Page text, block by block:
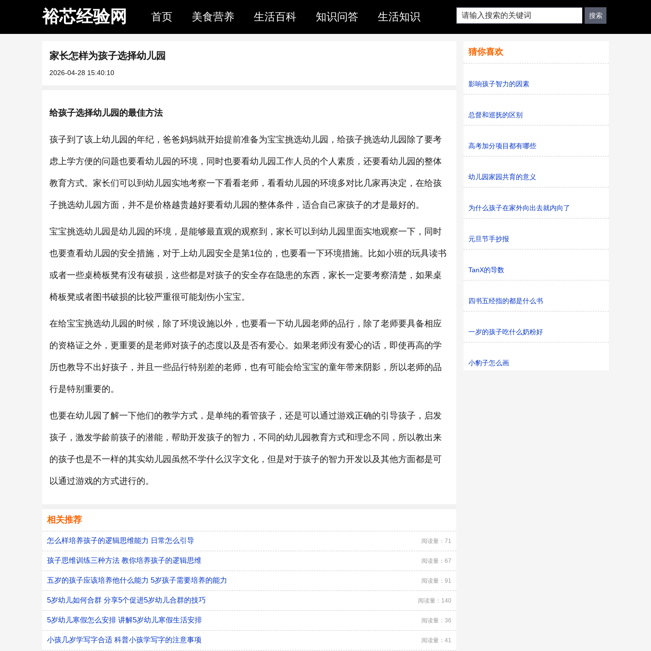
裕芯经验网 首页 美食营养 生活百科 知识问答 生活知识
家长怎样为孩子选择幼儿园
2026-04-28 15:40:10
给孩子选择幼儿园的最佳方法
孩子到了该上幼儿园的年纪，爸爸妈妈就开始提前准备为宝宝挑选幼儿园，给孩子挑选幼儿园除了要考
虑上学方便的问题也要看幼儿园的环境，同时也要看幼儿园工作人员的个人素质，还要看幼儿园的整体
教育方式。家长们可以到幼儿园实地考察一下看看老师，看看幼儿园的环境多对比几家再决定，在给孩
子挑选幼儿园方面，并不是价格越贵越好要看幼儿园的整体条件，适合自己家孩子的才是最好的。
宝宝挑选幼儿园是幼儿园的环境，是能够最直观的观察到，家长可以到幼儿园里面实地观察一下，同时
也要查看幼儿园的安全措施，对于上幼儿园安全是第1位的，也要看一下环境措施。比如小班的玩具读书
或者一些桌椅板凳有没有破损，这些都是对孩子的安全存在隐患的东西，家长一定要考察清楚，如果桌
椅板凳或者图书破损的比较严重很可能划伤小宝宝。
在给宝宝挑选幼儿园的时候，除了环境设施以外，也要看一下幼儿园老师的品行，除了老师要具备相应
的资格证之外，更重要的是老师对孩子的态度以及是否有爱心。如果老师没有爱心的话，即使再高的学
历也教导不出好孩子，并且一些品行特别差的老师，也有可能会给宝宝的童年带来阴影，所以老师的品
行是特别重要的。
也要在幼儿园了解一下他们的教学方式，是单纯的看管孩子，还是可以通过游戏正确的引导孩子，启发
孩子，激发学龄前孩子的潜能，帮助开发孩子的智力，不同的幼儿园教育方式和理念不同，所以教出来
的孩子也是不一样的其实幼儿园虽然不学什么汉字文化，但是对于孩子的智力开发以及其他方面都是可
以通过游戏的方式进行的。
相关推荐
怎么样培养孩子的逻辑思维能力 日常怎么引导 阅读量：71
孩子思维训练三种方法 教你培养孩子的逻辑思维 阅读量：67
五岁的孩子应该培养他什么能力 5岁孩子需要培养的能力 阅读量：91
5岁幼儿如何合群 分享5个促进5岁幼儿合群的技巧 阅读量：140
5岁幼儿寒假怎么安排 讲解5岁幼儿寒假生活安排 阅读量：36
小孩几岁学写字合适 科普小孩学写字的注意事项 阅读量：41
猜你喜欢
影响孩子智力的因素
总督和巡抚的区别
高考加分项目都有哪些
幼儿园家园共育的意义
为什么孩子在家外向出去就内向了
元旦节手抄报
TanX的导数
四书五经指的都是什么书
一岁的孩子吃什么奶粉好
小豹子怎么画